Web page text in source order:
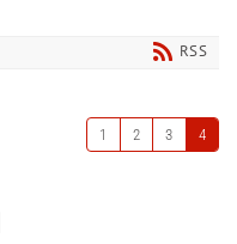
RSS
1 2 3 4